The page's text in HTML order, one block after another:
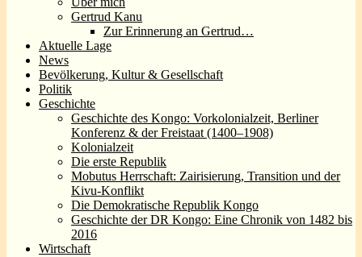
Gertrud Kanu
Zur Erinnerung an Gertrud…
Aktuelle Lage
News
Bevölkerung, Kultur & Gesellschaft
Politik
Geschichte
Geschichte des Kongo: Vorkolonialzeit, Berliner
Konferenz & der Freistaat (1400–1908)
Kolonialzeit
Die erste Republik
Mobutus Herrschaft: Zairisierung, Transition und der
Kivu-Konflikt
Die Demokratische Republik Kongo
Geschichte der DR Kongo: Eine Chronik von 1482 bis
2016
Wirtschaft